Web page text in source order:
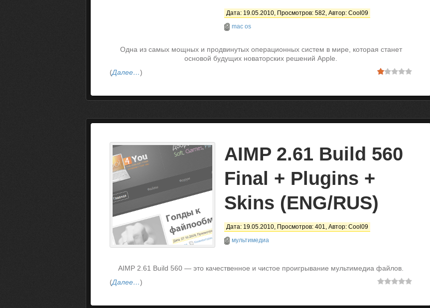
Дата: 19.05.2010, Просмотров: 582, Автор: Cool09
mac os
Одна из самых мощных и продвинутых операционных систем в мире, которая станет
основой будущих новаторских решений Apple.
(Далее…)
AIMP 2.61 Build 560
Final + Plugins +
Skins (ENG/RUS)
Дата: 19.05.2010, Просмотров: 401, Автор: Cool09
мультимедиа
AIMP 2.61 Build 560 — это качественное и чистое проигрывание мультимедиа файлов.
(Далее…)